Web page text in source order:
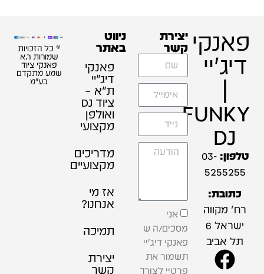
פאנקי
דיג'יי
|
FUNKY
DJ
טלפון: 03-
5255255
כתובת:
רח' מקווה
ישראל 6
תל אביב
יצירת
קשר
אני
מסכים/ה ש
פאנקי דיג'יי
תשמור את
פרטיי לצורך
ניווט
באתר
פאנקי
דיג׳יי
ת"א –
ציוד DJ
ואולפן
מקצועי
מדריכים
מקצועיים
אז מי
אנחנו?
תמיכה
יצירת
קשר
© כל הזכויות
שמורות ר.א
פאנקי ציוד
שמע מתקדם
בע"מ